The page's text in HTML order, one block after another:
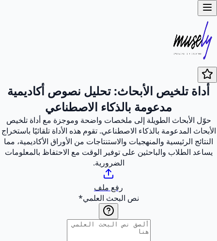
أداة تلخيص الأبحاث: تحليل نصوص أكاديمية
مدعومة بالذكاء الاصطناعي
حوّل الأبحاث الطويلة إلى ملخصات واضحة وموجزة مع أداة تلخيص
الأبحاث المدعومة بالذكاء الاصطناعي. تقوم هذه الأداة تلقائيًا باستخراج
النتائج الرئيسية والمنهجيات والاستنتاجات من الأوراق الأكاديمية، مما
يساعد الطلاب والباحثين على توفير الوقت مع الاحتفاظ بالمعلومات
الضرورية.
رفع ملف
نص البحث العلمي*